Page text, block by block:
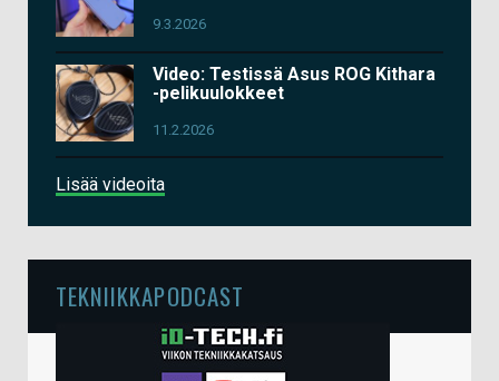
9.3.2026
Video: Testissä Asus ROG Kithara
-pelikuulokkeet
11.2.2026
Lisää videoita
TEKNIIKKAPODCAST